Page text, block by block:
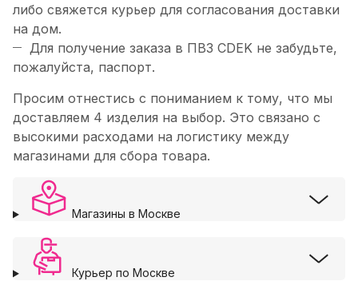
либо свяжется курьер для согласования доставки
на дом.
Для получение заказа в ПВЗ CDEK не забудьте,
пожалуйста, паспорт.
Просим отнестись с пониманием к тому, что мы
доставляем 4 изделия на выбор. Это связано с
высокими расходами на логистику между
магазинами для сбора товара.
Магазины в Москве
Курьер по Москве